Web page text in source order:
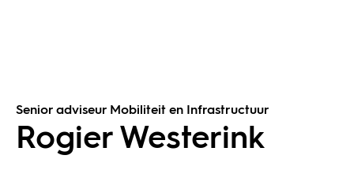
Senior adviseur Mobiliteit en Infrastructuur
Rogier Westerink